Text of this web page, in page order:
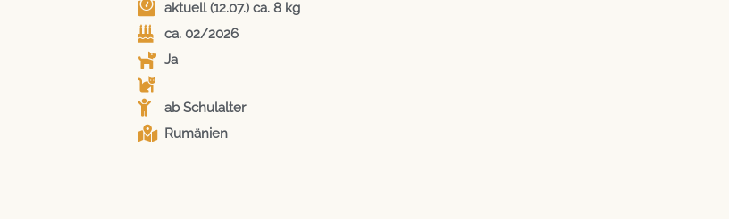
aktuell (12.07.) ca. 8 kg
ca. 02/2026
Ja
ab Schulalter
Rumänien